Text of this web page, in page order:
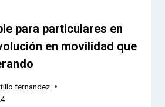
para particulares en
en movilidad que
fernandez